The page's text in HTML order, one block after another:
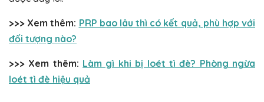
>>> Xem thêm: PRP bao lâu thì có kết quả, phù hợp với
đối tượng nào?
>>> Xem thêm: Làm gì khi bị loét tì đè? Phòng ngừa
loét tì đè hiệu quả